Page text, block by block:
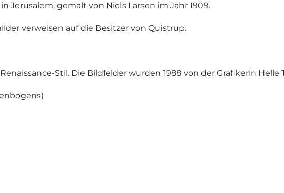
Jerusalem, gemalt von Niels Larsen im Jahr 1909.
verweisen auf die Besitzer von Quistrup.
Stil. Die Bildfelder wurden 1988 von der Grafikerin